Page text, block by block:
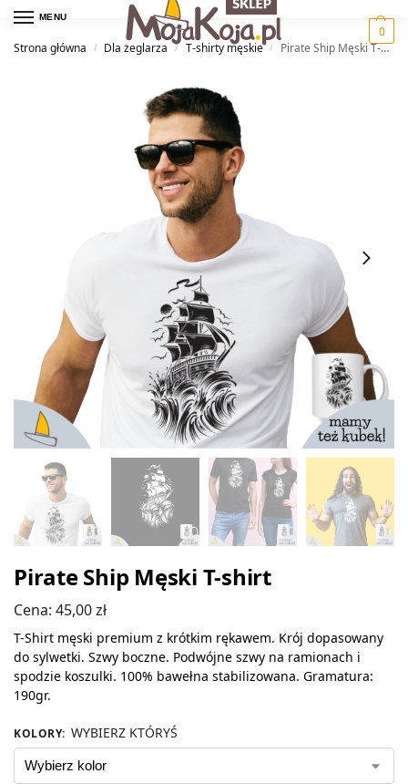
MENU
0
Strona główna
/ Dla żeglarza / T-shirty męskie / Pirate Ship Męski T-shirt
Pirate Ship Męski T-shirt
Cena: 45,00zł
T-Shirt męski premium z krótkim rękawem. Krój dopasowany
do sylwetki. Szwy boczne. Podwójne szwy na ramionach i
spodzie koszulki. 100% bawełna stabilizowana. Gramatura:
190gr.
KOLORY: WYBIERZ KTÓRYŚ